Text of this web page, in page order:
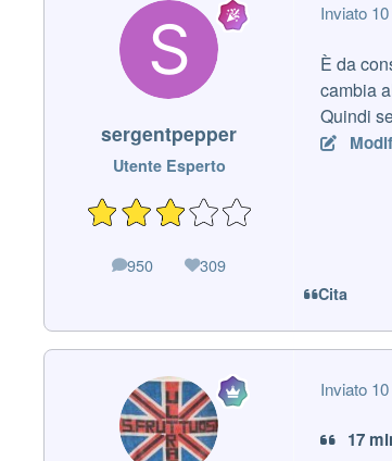
sergentpepper
Utente Esperto
950
messaggi309
Reputazione
Inviato
È da
cambia
Quindi
Cita
Inviato
17